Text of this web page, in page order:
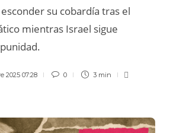
su cobardía tras el
mientras Israel sigue
2025 07:28 0 3 min